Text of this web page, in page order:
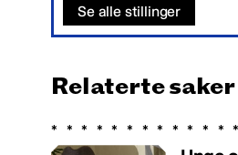
Se alle stillinger
Relaterte saker